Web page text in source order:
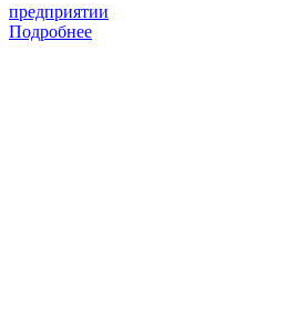
предприятии
Подробнее